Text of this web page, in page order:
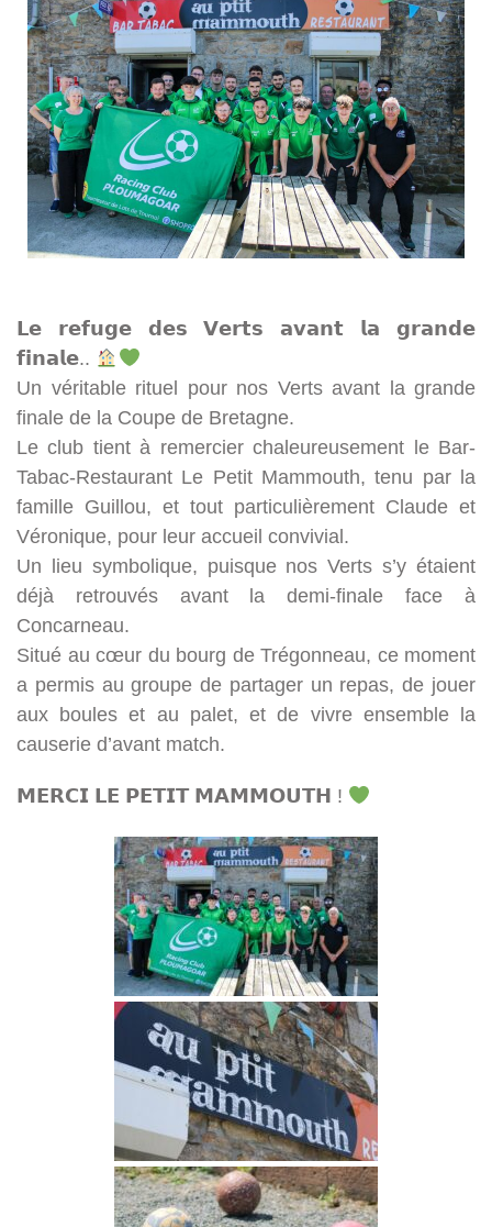
𝗟𝗲 𝗿𝗲𝗳𝘂𝗴𝗲 𝗱𝗲𝘀 𝗩𝗲𝗿𝘁𝘀 𝗮𝘃𝗮𝗻𝘁 𝗹𝗮 𝗴𝗿𝗮𝗻𝗱𝗲
𝗳𝗶𝗻𝗮𝗹𝗲..
Un véritable rituel pour nos Verts avant la grande
finale de la Coupe de Bretagne.
Le club tient à remercier chaleureusement le Bar-
Tabac-Restaurant Le Petit Mammouth, tenu par la
famille Guillou, et tout particulièrement Claude et
Véronique, pour leur accueil convivial.
Un lieu symbolique, puisque nos Verts s’y étaient
déjà retrouvés avant la demi-finale face à
Concarneau.
Situé au cœur du bourg de Trégonneau, ce moment
a permis au groupe de partager un repas, de jouer
aux boules et au palet, et de vivre ensemble la
causerie d’avant match.
𝗠𝗘𝗥𝗖𝗜 𝗟𝗘 𝗣𝗘𝗧𝗜𝗧 𝗠𝗔𝗠𝗠𝗢𝗨𝗧𝗛 !